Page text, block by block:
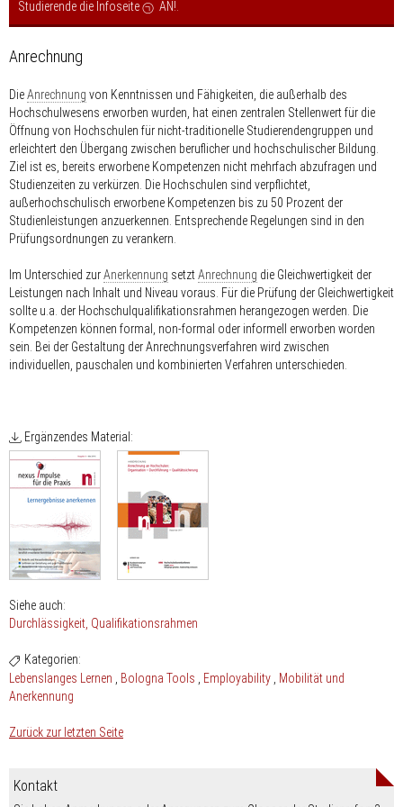
Studierende die Infoseite
AN!
Anrechnung
DieAnrechnung von Kenntnissen und Fähigkeiten, die außerhalb des
Hochschulwesens erworben wurden, hat einen zentralen Stellenwert für die
Öffnung von Hochschulen für nicht-traditionelle Studierendengruppen und
erleichtert den Übergang zwischen beruflicher und hochschulischer Bildung.
Ziel ist es, bereits erworbene Kompetenzen nicht mehrfach abzufragen und
Studienzeiten zu verkürzen. Die Hochschulen sind verpflichtet,
außerhochschulisch erworbene Kompetenzen bis zu 50 Prozent der
Studienleistungen anzuerkennen. Entsprechende Regelungen sind in den
Prüfungsordnungen zu verankern.
Im Unterschied zurAnerkennung setztAnrechnung die Gleichwertigkeit der
Leistungen nach Inhalt und Niveau voraus. Für die Prüfung der Gleichwertigkeit
sollte u.a. der Hochschulqualifikationsrahmen herangezogen werden. Die
Kompetenzen können formal, non-formal oder informell erworben worden
sein. Bei der Gestaltung der Anrechnungsverfahren wird zwischen
individuellen, pauschalen und kombinierten Verfahren unterschieden.
Ergänzendes Material:
Siehe auch:
Durchlässigkeit Qualifikationsrahmen
Kategorien:
Lebenslanges Lernen
Bologna Tools Employability
Mobilität und
Anerkennung
Zurück zur letzten Seite
Kontakt